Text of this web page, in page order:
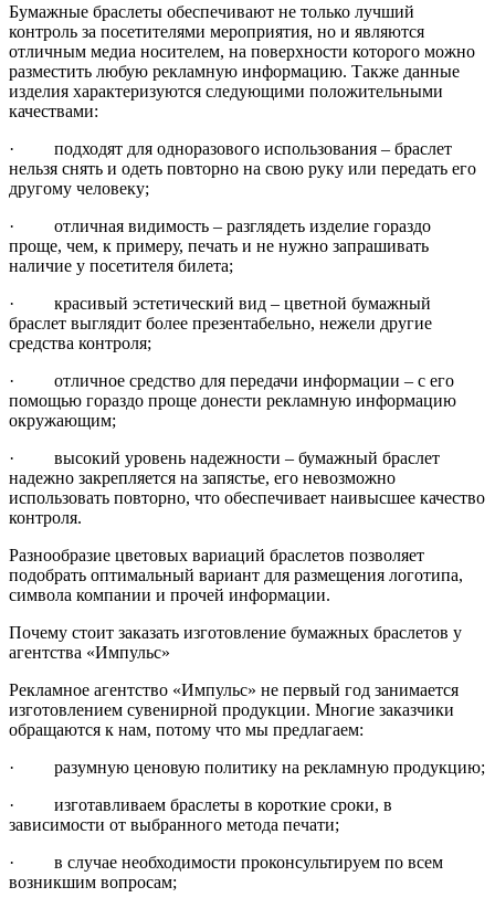
Бумажные браслеты обеспечивают не только лучший
контроль за посетителями мероприятия, но и являются
отличным медиа носителем, на поверхности которого можно
разместить любую рекламную информацию. Также данные
изделия характеризуются следующими положительными
качествами:
· подходят для одноразового использования – браслет
нельзя снять и одеть повторно на свою руку или передать его
другому человеку;
· отличная видимость – разглядеть изделие гораздо
проще, чем, к примеру, печать и не нужно запрашивать
наличие у посетителя билета;
· красивый эстетический вид – цветной бумажный
браслет выглядит более презентабельно, нежели другие
средства контроля;
· отличное средство для передачи информации – с его
помощью гораздо проще донести рекламную информацию
окружающим;
· высокий уровень надежности – бумажный браслет
надежно закрепляется на запястье, его невозможно
использовать повторно, что обеспечивает наивысшее качество
контроля.
Разнообразие цветовых вариаций браслетов позволяет
подобрать оптимальный вариант для размещения логотипа,
символа компании и прочей информации.
Почему стоит заказать изготовление бумажных браслетов у
агентства «Импульс»
Рекламное агентство «Импульс» не первый год занимается
изготовлением сувенирной продукции. Многие заказчики
обращаются к нам, потому что мы предлагаем:
· разумную ценовую политику на рекламную продукцию;
· изготавливаем браслеты в короткие сроки, в
зависимости от выбранного метода печати;
· в случае необходимости проконсультируем по всем
возникшим вопросам;